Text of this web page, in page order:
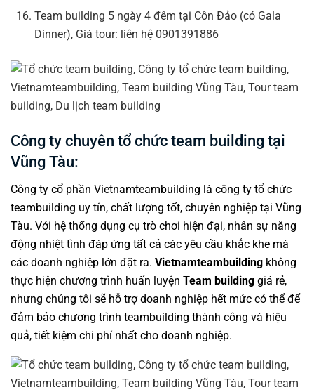
Team building 5 ngày 4 đêm tại Côn Đảo (có Gala
Dinner), Giá tour: liên hệ 0901391886
Công ty chuyên tổ chức team building tại
Vũng Tàu:
Công ty cổ phần Vietnamteambuilding là công ty tổ chức
teambuilding uy tín, chất lượng tốt, chuyên nghiệp tại Vũng
Tàu. Với hệ thống dụng cụ trò chơi hiện đại, nhân sự năng
động nhiệt tình đáp ứng tất cả các yêu cầu khắc khe mà
các doanh nghiệp lớn đặt ra. Vietnamteambuilding không
thực hiện chương trình huấn luyện Team building giá rẻ,
nhưng chúng tôi sẽ hỗ trợ doanh nghiệp hết mức có thể để
đảm bảo chương trình teambuilding thành công và hiệu
quả, tiết kiệm chi phí nhất cho doanh nghiệp.